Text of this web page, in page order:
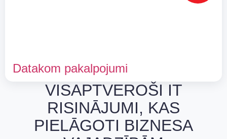
Datakom pakalpojumi
VISAPTVEROŠI IT
RISINĀJUMI, KAS
PIELĀGOTI BIZNESA